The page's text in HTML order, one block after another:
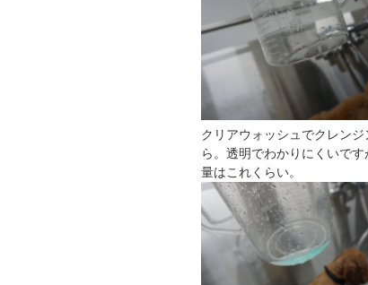
クリアウォッシュでクレンジ
ら。透明でわかりにくいです
量はこれくらい。